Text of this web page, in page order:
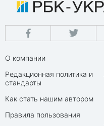
О компании
Редакционная политика и
стандарты
Как стать нашим автором
Правила пользования